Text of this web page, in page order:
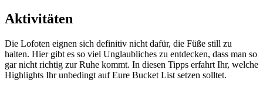
Aktivitäten
Die Lofoten eignen sich definitiv nicht dafür, die Füße still zu
halten. Hier gibt es so viel Unglaubliches zu entdecken, dass man so
gar nicht richtig zur Ruhe kommt. In diesen Tipps erfahrt Ihr, welche
Highlights Ihr unbedingt auf Eure Bucket List setzen solltet.